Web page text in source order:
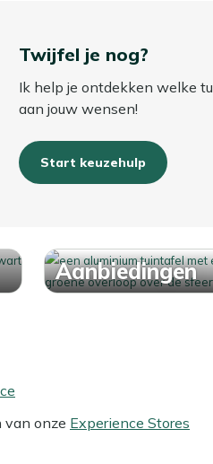
Twijfel je nog?
Ik help je ontdekken welke
aan jouw wensen!
Start keuzehulp
Aanbiedingen
van onze Experience Stores